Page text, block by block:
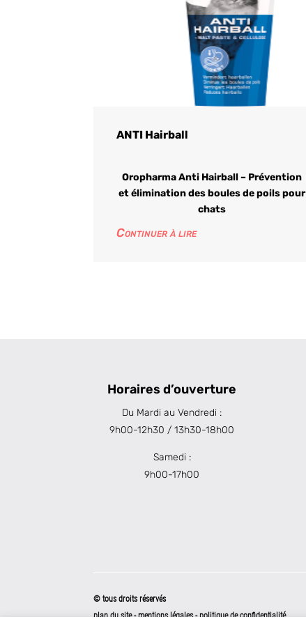
ANTI Hairball
Oropharma Anti Hairball – Prévention
et élimination des boules de poils pour
chats
Continuer à lire
Horaires d’ouverture
Du Mardi au Vendredi :
9h00-12h30 / 13h30-18h00
Samedi :
9h00-17h00
© tous droits réservés
plan du site-mentions légales-politique de confidentialité